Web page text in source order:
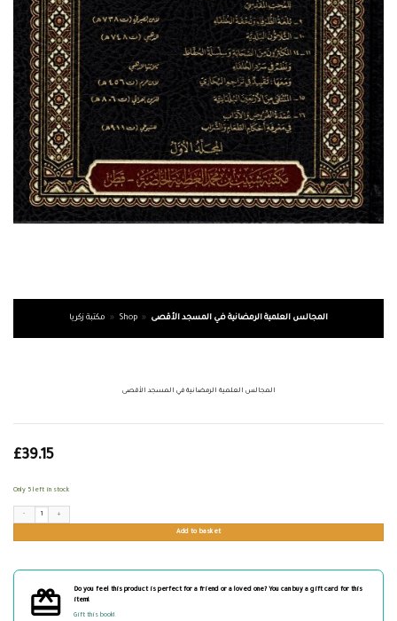
مكتبة زكريا » Shop » المجالس العلمية الرمضانية في المسجد الأقصى
المجالس العلمية الرمضانية في المسجد الأقصى
£39.15
Only 5 left in stock
Add to basket
Do you feel this product is perfect for a friend or a loved one? You can buy a gift card for this
item!
Gift this book!